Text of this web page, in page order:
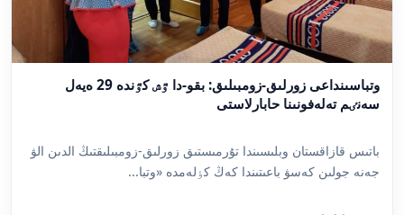
وتباسىنداعى زورلىق-زومبىلىق: بقو-دا ٷش كٷندە 29 ەيەل
سەنٸم تەلەفونىنا حابارلاستى
باتىس قازاقستان وبلىسىندا تۇرمىستىق زورلىق-زومبىلىقتىڭ الدىن الۋ
جەنە جولىن كەسۋ باعىتىندا كەڭ كٶلەمدە «وتبا...